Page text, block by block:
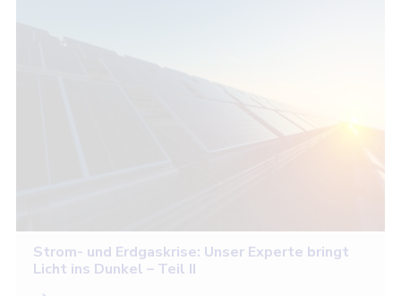
Strom- und Erdgaskrise: Unser Experte bringt
Licht ins Dunkel – Teil II